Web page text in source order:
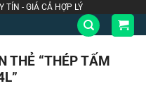
TÍN - GIÁ CẢ HỢP LÝ
THẺ “THÉP TẤM